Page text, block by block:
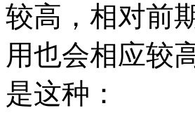
较高，相对前
用也会相应较
是这种：